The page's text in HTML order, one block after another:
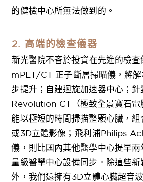
的健檢中心所無法做到的。
2. 高端的檢查儀器
新光醫院不吝於投資在先進的檢查
mPET/CT 正子斷層掃瞄儀，將解
步提升；自建迴旋加速器中心；
Revolution CT（極致全景寶石電
能以極短的時間掃描整顆心臟，
或3D立體影像；飛利浦Philips
儀，則比國內其他醫學中心提早
量級醫學中心設備同步。除這些
外，我們還擁有3D立體心臟超音